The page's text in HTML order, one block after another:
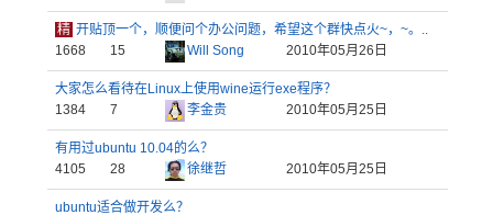
精 开贴顶一个，顺便问个办公问题，希望这个群快点火~，~。..
1668
15 Will Song 2010年05月26日
大家怎么看待在Linux上使用wine运行exe程序？
1384
7 李金贵 2010年05月25日
有用过ubuntu 10.04的么？
4105
28 徐继哲 2010年05月25日
ubuntu适合做开发么？